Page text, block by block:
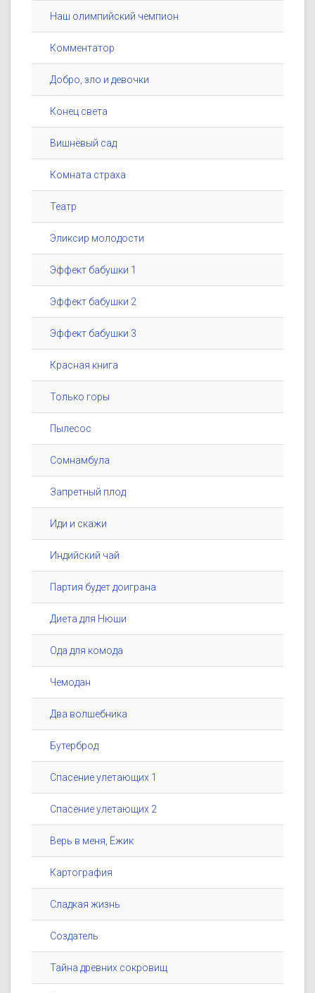
Наш олимпийский чемпион
Комментатор
Добро, зло и девочки
Конец света
Вишнёвый сад
Комната страха
Театр
Эликсир молодости
Эффект бабушки 1
Эффект бабушки 2
Эффект бабушки 3
Красная книга
Только горы
Пылесос
Сомнамбула
Запретный плод
Иди и скажи
Индийский чай
Партия будет доиграна
Диета для Нюши
Ода для комода
Чемодан
Два волшебника
Бутерброд
Спасение улетающих 1
Спасение улетающих 2
Верь в меня, Ёжик
Картография
Сладкая жизнь
Создатель
Тайна древних сокровищ